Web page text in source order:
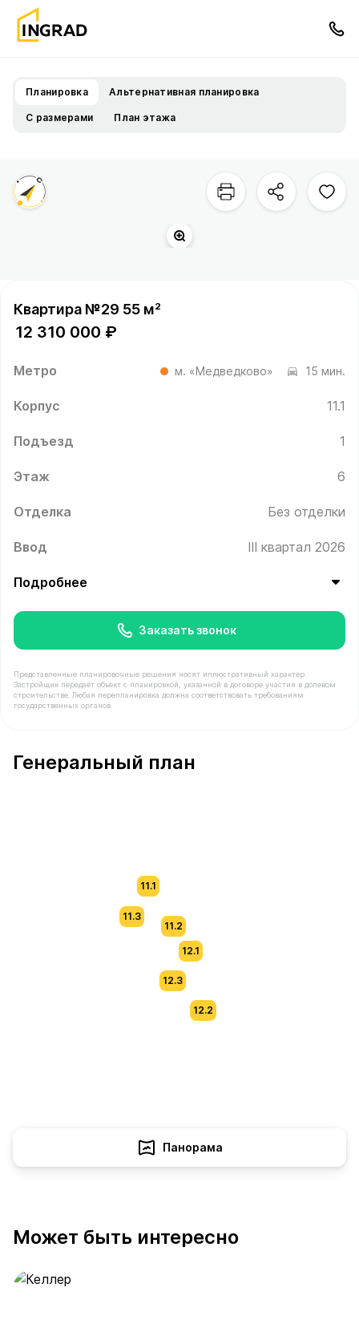
Планировка Альтернативная планировка
С размерами План этажа
Квартира №29 55 м²
12 310 000 ₽
Метро м. «Медведково» 15 мин.
Корпус 11.1
Подъезд 1
Этаж 6
Отделка Без отделки
Ввод III квартал 2026
Подробнее
Заказать звонок
Представленные планировочные решения носят иллюстративный характер.
Застройщик передаёт объект с планировкой, указанной в договоре участия в долевом
строительстве. Любая перепланировка должна соответствовать требованиям
государственных органов.
Генеральный план
11.3
11.1
11.2
12.1
12.2
12.3
Панорама
Может быть интересно